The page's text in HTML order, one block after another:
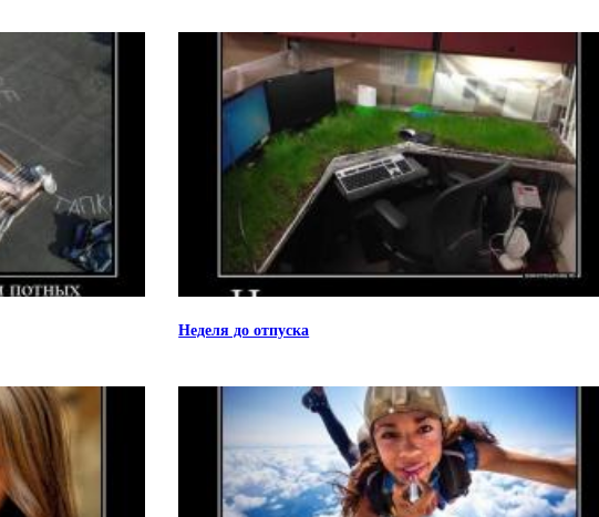
Неделя до отпуска